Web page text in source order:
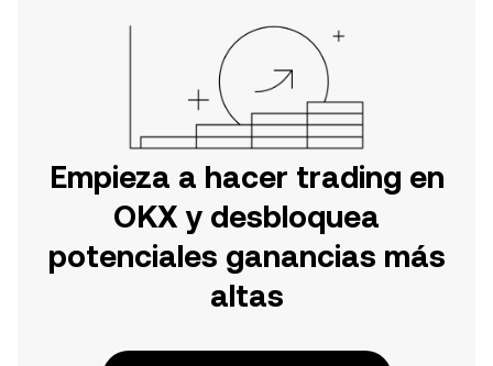
Empieza a hacer trading en
OKX y desbloquea
potenciales ganancias más
altas